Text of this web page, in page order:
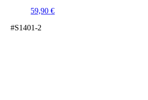
59,90€
#S1401-2